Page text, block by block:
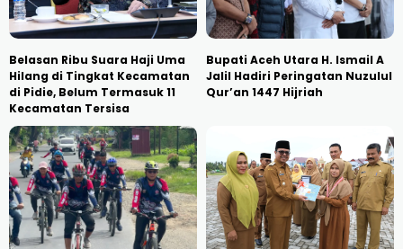
Belasan Ribu Suara Haji Uma
Hilang di Tingkat Kecamatan
di Pidie, Belum Termasuk 11
Kecamatan Tersisa
Bupati Aceh Utara H. Ismail A
Jalil Hadiri Peringatan Nuzulul
Qur’an 1447 Hijriah